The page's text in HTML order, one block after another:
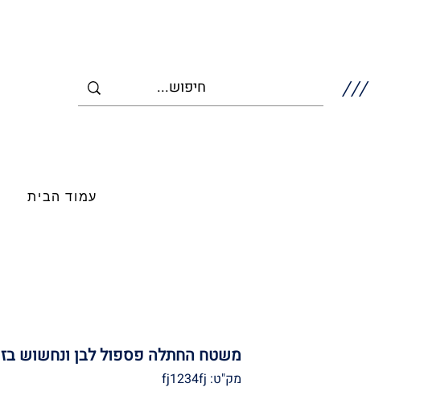
///
עמוד הבית
משטח החתלה פספול לבן ונחשוש בז
מק"ט: fj1234fj